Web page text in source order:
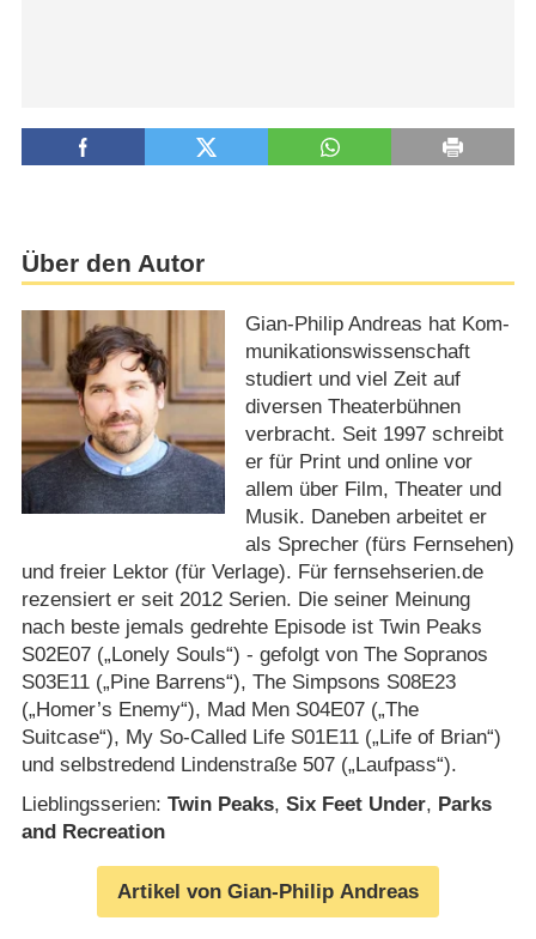
Über den Autor
Gian-Philip Andreas hat Kom­
mu­ni­ka­tions­wis­sen­schaft
studiert und viel Zeit auf
diversen Theaterbühnen
verbracht. Seit 1997 schreibt
er für Print und online vor
allem über Film, Theater und
Musik. Daneben arbeitet er
als Sprecher (fürs Fernsehen)
und freier Lektor (für Verlage). Für fernsehserien.de
rezensiert er seit 2012 Serien. Die seiner Meinung
nach beste jemals gedrehte Episode ist Twin Peaks
S02E07 („Lonely Souls“) ­- gefolgt von The Sopranos
S03E11 („Pine Barrens“), The Simpsons S08E23
(„Homer’s Enemy“), Mad Men S04E07 („The
Suitcase“), My So-Called Life S01E11 („Life of Brian“)
und selbstredend Lindenstraße 507 („Laufpass“).
Lieblingsserien: Twin Peaks, Six Feet Under, Parks
and Recreation
Artikel von Gian-Philip Andreas